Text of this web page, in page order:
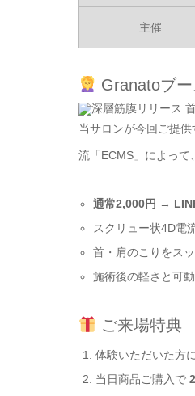
主催
Granatoブ
当サロンが今回ご提供
流「ECMS」によって
通常2,000円 →
スクリュー状4D電
首・肩のこりをス
施術後の軽さと可
ご来場特典
体験いただいた方に
当日商品ご購入で